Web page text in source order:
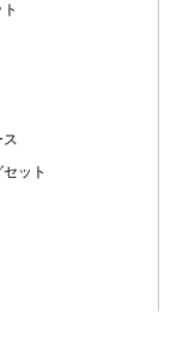
ス
ット